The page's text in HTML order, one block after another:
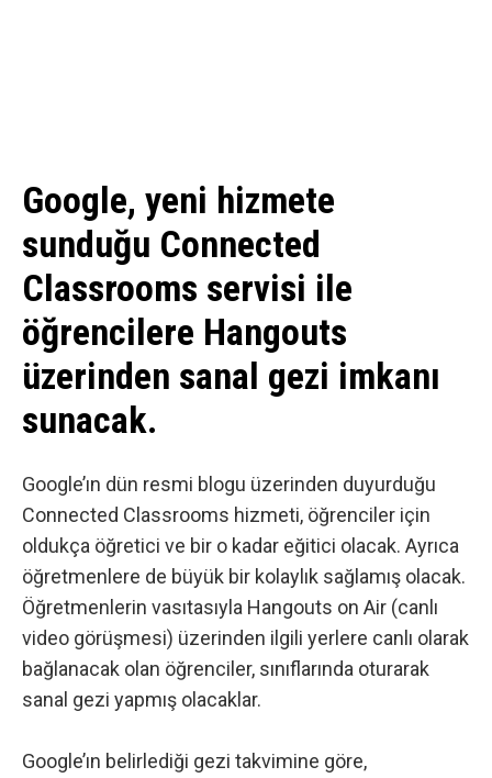
Google, yeni hizmete
sunduğu Connected
Classrooms servisi ile
öğrencilere Hangouts
üzerinden sanal gezi imkanı
sunacak.
Google’ın dün resmi blogu üzerinden duyurduğu
Connected Classrooms hizmeti, öğrenciler için
oldukça öğretici ve bir o kadar eğitici olacak. Ayrıca
öğretmenlere de büyük bir kolaylık sağlamış olacak.
Öğretmenlerin vasıtasıyla Hangouts on Air (canlı
video görüşmesi) üzerinden ilgili yerlere canlı olarak
bağlanacak olan öğrenciler, sınıflarında oturarak
sanal gezi yapmış olacaklar.
Google’ın belirlediği gezi takvimine göre,